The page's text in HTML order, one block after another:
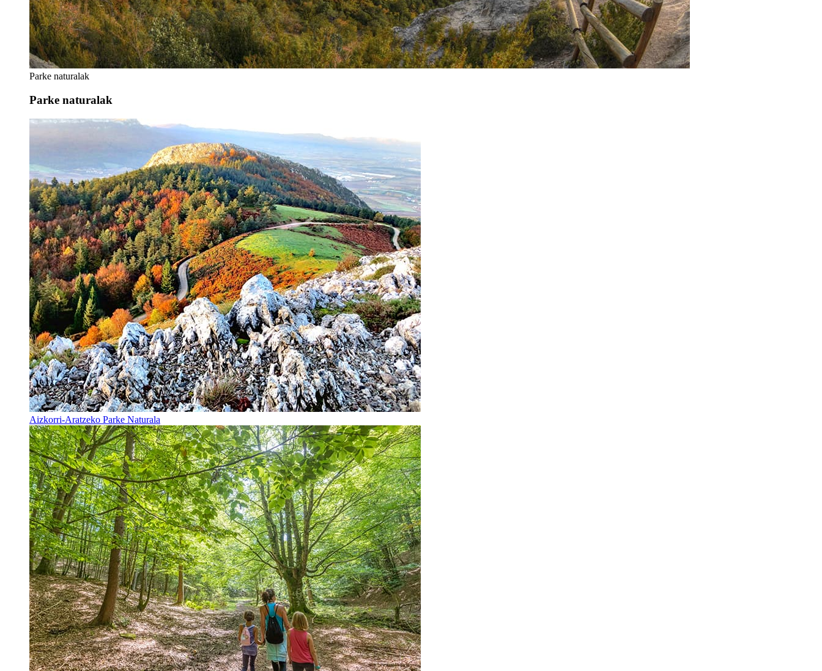
Parke naturalak
Parke naturalak
Aizkorri-Aratzeko Parke Naturala